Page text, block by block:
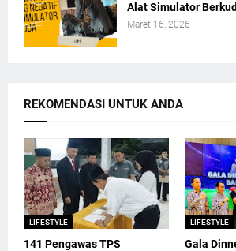
Alat Simulator
Maret 16, 2026
REKOMENDASI UNTUK ANDA
LIFESTYLE
141 Pengawas TPS
LIFESTYLE
Gala